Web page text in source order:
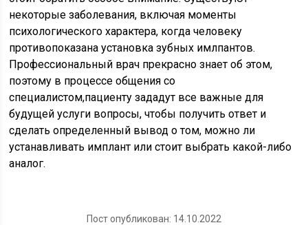
некоторые заболевания, включая моменты
психологического характера, когда человеку
противопоказана установка зубных имлпантов.
Профессиональный врач прекрасно знает об этом,
поэтому в процессе общения со
специалистом,пациенту зададут все важные для
будущей услуги вопросы, чтобы получить ответ и
сделать определенный вывод о том, можно ли
устанавливать имплант или стоит выбрать какой-либо
аналог.
Пост опубликован: 14.10.2022